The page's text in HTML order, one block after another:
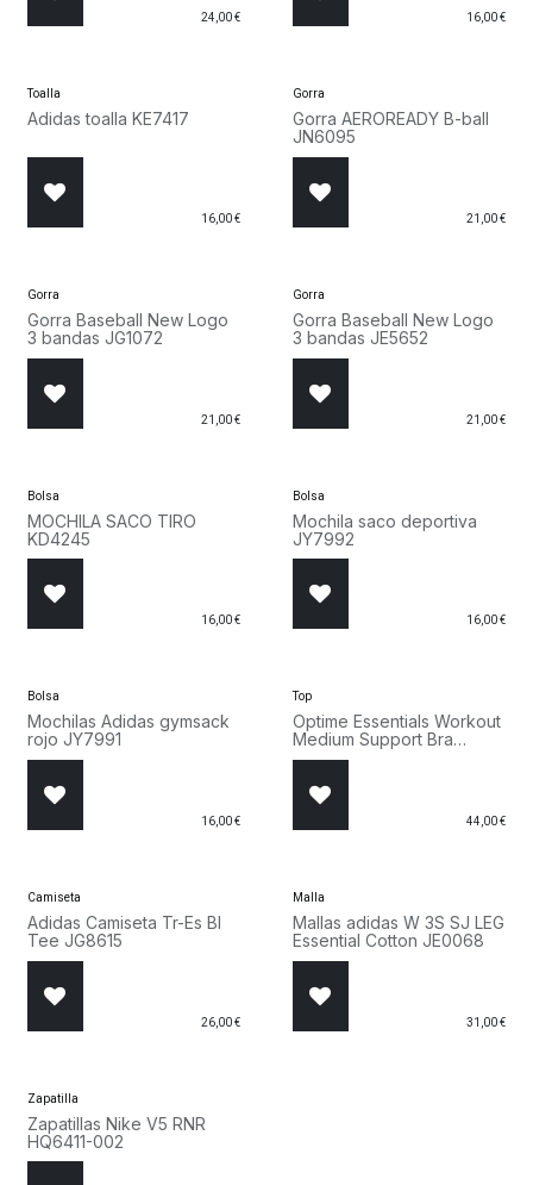
24,00€ 16,00€
Toalla
Adidas toalla KE7417
16,00€
Gorra
Gorra AEROREADY B-ball
JN6095
21,00€
Gorra
Gorra Baseball New Logo
3 bandas JG1072
21,00€
Gorra
Gorra Baseball New Logo
3 bandas JE5652
21,00€
Bolsa
MOCHILA SACO TIRO
KD4245
16,00€
Bolsa
Mochila saco deportiva
JY7992
16,00€
Bolsa
Mochilas Adidas gymsack
rojo JY7991
16,00€
Top
Optime Essentials Workout
Medium Support Bra
KA4731
44,00€
Camiseta
Adidas Camiseta Tr-Es Bl
Tee JG8615
26,00€
Malla
Mallas adidas W 3S SJ LEG
Essential Cotton JE0068
31,00€
Zapatilla
Zapatillas Nike V5 RNR
HQ6411-002